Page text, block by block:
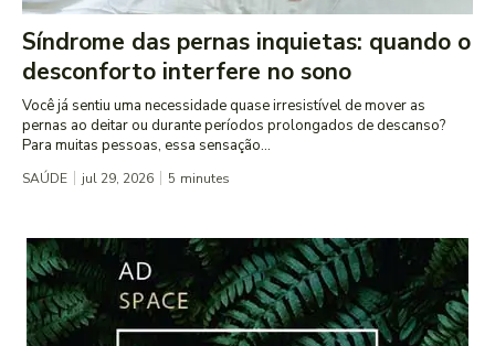
Síndrome das pernas inquietas: quando o
desconforto interfere no sono
Você já sentiu uma necessidade quase irresistível de mover as
pernas ao deitar ou durante períodos prolongados de descanso?
Para muitas pessoas, essa sensação...
SAÚDE jul 29, 2026 5 minutes